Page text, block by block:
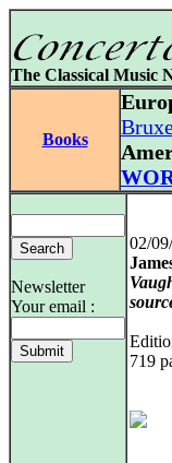
The Classical Music
Books
Newsletter
Your email :
02/
719